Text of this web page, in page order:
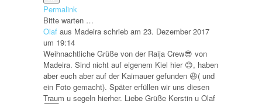
Metabox
ein-/ausblenden.
Permalink
Bitte warten …
Olaf aus Madeira schrieb am 23. Dezember 2017
um 19:14
Weihnachtliche Grüße von der Raija Crew😎 von
Madeira. Sind nicht auf eigenem Kiel hier 😊, haben
aber euch aber auf der Kaimauer gefunden 😆( und
ein Foto gemacht). Später erfüllen wir uns diesen
Traum u segeln hierher. Liebe Grüße Kerstin u Olaf